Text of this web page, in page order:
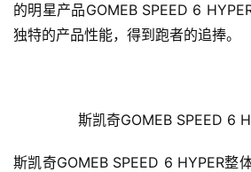
的明星产品GOMEB SPEED 6
独特的产品性能，得到跑者的追捧。
斯凯奇GOMEB SPEED 6
斯凯奇GOMEB SPEED 6 HYPER整